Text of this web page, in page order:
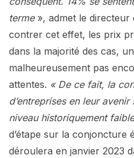
terme », admet le directeur
contrer cet effet, les prix
dans la majorité des cas,
malheureusement pas
attentes. « De ce fait, la
d’entreprises en leur avenir
niveau historiquement
d’étape sur la conjoncture
déroulera en janvier 2023